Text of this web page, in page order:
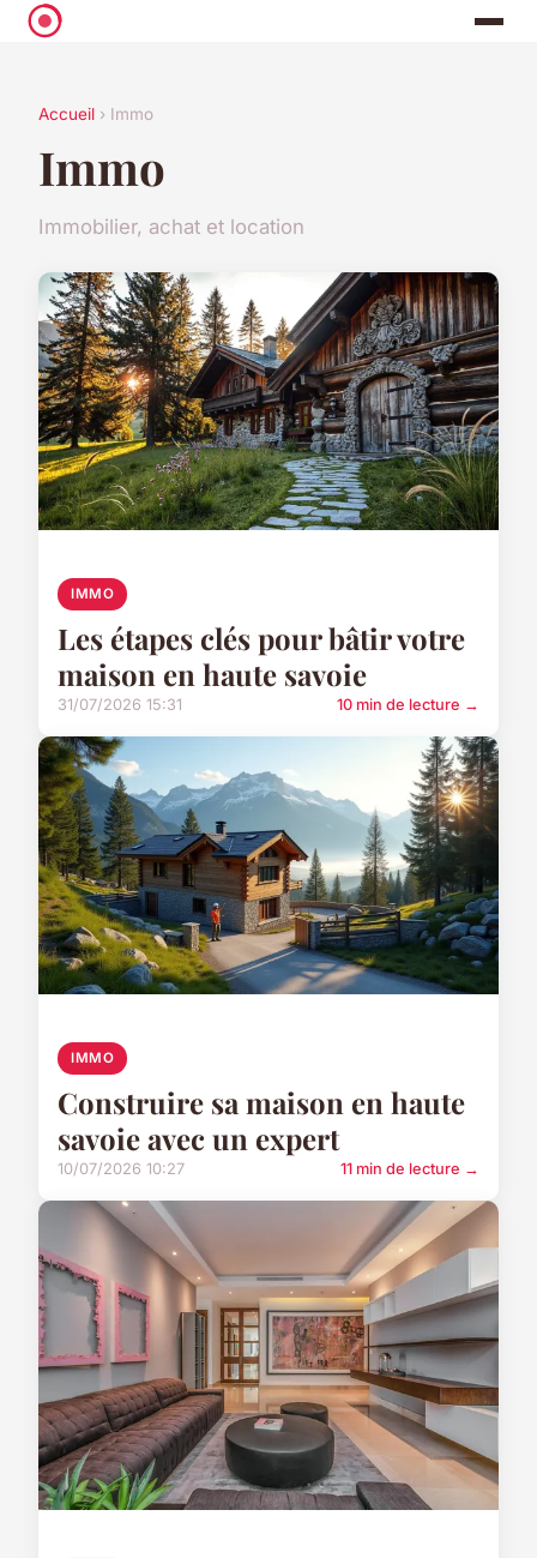
Accueil › Immo
Immo
Immobilier, achat et location
IMMO
Les étapes clés pour bâtir votre
maison en haute savoie
31/07/2026 15:31 10 min de lecture →
IMMO
Construire sa maison en haute
savoie avec un expert
10/07/2026 10:27 11 min de lecture →